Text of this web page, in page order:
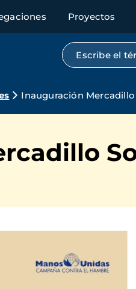
Proyectos
Búsqueda
Inauguración